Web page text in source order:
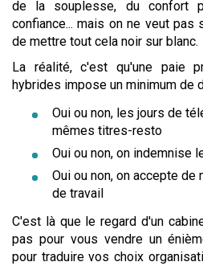
de la souplesse, du confort
confiance... mais on ne veut
de mettre tout cela noir sur blanc.
La réalité, c'est qu'une paie
hybrides impose un minimum de
Oui ou non, les jours de
mêmes titres-resto
Oui ou non, on indemnise
Oui ou non, on accepte
de travail
C'est là que le regard d'un
pas pour vous vendre un
pour traduire vos choix